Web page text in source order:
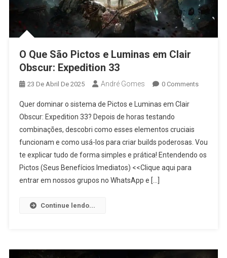
O Que São Pictos e Luminas em Clair
Obscur: Expedition 33
23 De Abril De 2025 André Gomes 0 Comments
Quer dominar o sistema de Pictos e Luminas em Clair
Obscur: Expedition 33? Depois de horas testando
combinações, descobri como esses elementos cruciais
funcionam e como usá-los para criar builds poderosas. Vou
te explicar tudo de forma simples e prática! Entendendo os
Pictos (Seus Benefícios Imediatos) <<Clique aqui para
entrar em nossos grupos no WhatsApp e […]
Continue lendo...